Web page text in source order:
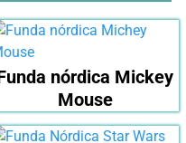
nórdica Mickey
Mouse